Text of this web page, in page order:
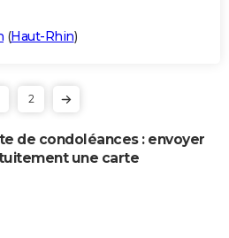
(Haut-Rhin)
2
de condoléances : envoyer
une carte